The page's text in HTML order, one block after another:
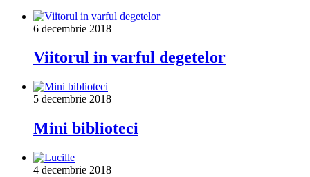
6 decembrie 2018
Viitorul in varful degetelor
5 decembrie 2018
Mini biblioteci
4 decembrie 2018